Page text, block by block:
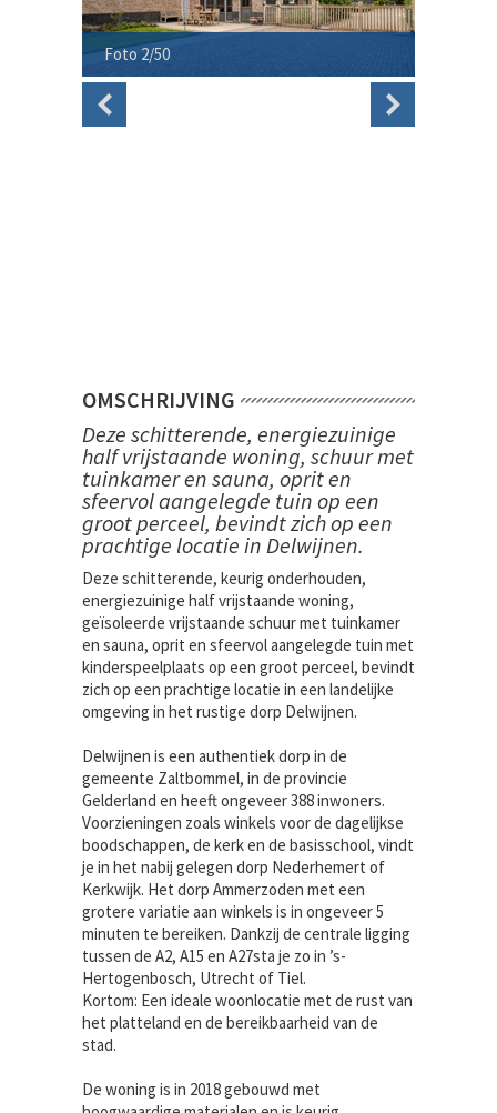
Foto 2/50
OMSCHRIJVING
Deze schitterende, energiezuinige
half vrijstaande woning, schuur met
tuinkamer en sauna, oprit en
sfeervol aangelegde tuin op een
groot perceel, bevindt zich op een
prachtige locatie in Delwijnen.
Deze schitterende, keurig onderhouden,
energiezuinige half vrijstaande woning,
geïsoleerde vrijstaande schuur met tuinkamer
en sauna, oprit en sfeervol aangelegde tuin met
kinderspeelplaats op een groot perceel, bevindt
zich op een prachtige locatie in een landelijke
omgeving in het rustige dorp Delwijnen.
Delwijnen is een authentiek dorp in de
gemeente Zaltbommel, in de provincie
Gelderland en heeft ongeveer 388 inwoners.
Voorzieningen zoals winkels voor de dagelijkse
boodschappen, de kerk en de basisschool, vindt
je in het nabij gelegen dorp Nederhemert of
Kerkwijk. Het dorp Ammerzoden met een
grotere variatie aan winkels is in ongeveer 5
minuten te bereiken. Dankzij de centrale ligging
tussen de A2, A15 en A27sta je zo in ’s-
Hertogenbosch, Utrecht of Tiel.
Kortom: Een ideale woonlocatie met de rust van
het platteland en de bereikbaarheid van de
stad.
De woning is in 2018 gebouwd met